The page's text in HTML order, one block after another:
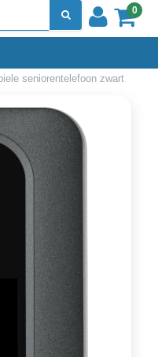
0
seniorentelefoon zwart